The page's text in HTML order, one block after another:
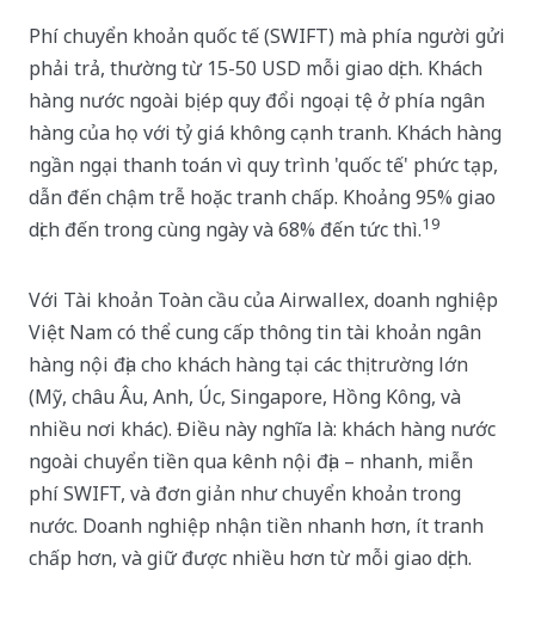
Phí chuyển khoản quốc tế (SWIFT) mà phía người gửi
phải trả, thường từ 15-50 USD mỗi giao dịch. Khách
hàng nước ngoài bị ép quy đổi ngoại tệ ở phía ngân
hàng của họ với tỷ giá không cạnh tranh. Khách hàng
ngần ngại thanh toán vì quy trình 'quốc tế' phức tạp,
dẫn đến chậm trễ hoặc tranh chấp. Khoảng 95% giao
dịch đến trong cùng ngày và 68% đến tức thì.19
Với Tài khoản Toàn cầu của Airwallex, doanh nghiệp
Việt Nam có thể cung cấp thông tin tài khoản ngân
hàng nội địa cho khách hàng tại các thị trường lớn
(Mỹ, châu Âu, Anh, Úc, Singapore, Hồng Kông, và
nhiều nơi khác). Điều này nghĩa là: khách hàng nước
ngoài chuyển tiền qua kênh nội địa – nhanh, miễn
phí SWIFT, và đơn giản như chuyển khoản trong
nước. Doanh nghiệp nhận tiền nhanh hơn, ít tranh
chấp hơn, và giữ được nhiều hơn từ mỗi giao dịch.